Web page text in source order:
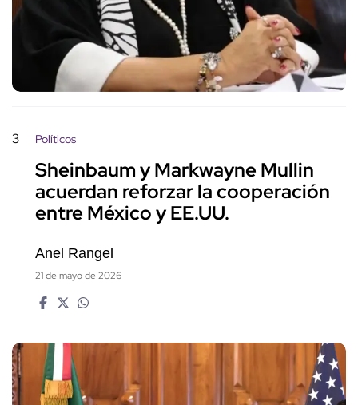
3 Políticos
Sheinbaum y Markwayne Mullin
acuerdan reforzar la cooperación
entre México y EE.UU.
Anel Rangel
21 de mayo de 2026